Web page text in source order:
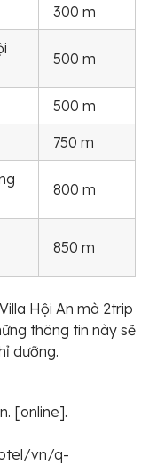
300 m
500 m
500 m
750 m
800 m
850 m
Hội An mà 2trip
thông tin này sẽ
dưỡng.
[online].
vn/q-